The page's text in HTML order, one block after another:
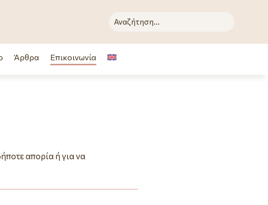
Άρθρα Επικοινωνία
απορία ή για να